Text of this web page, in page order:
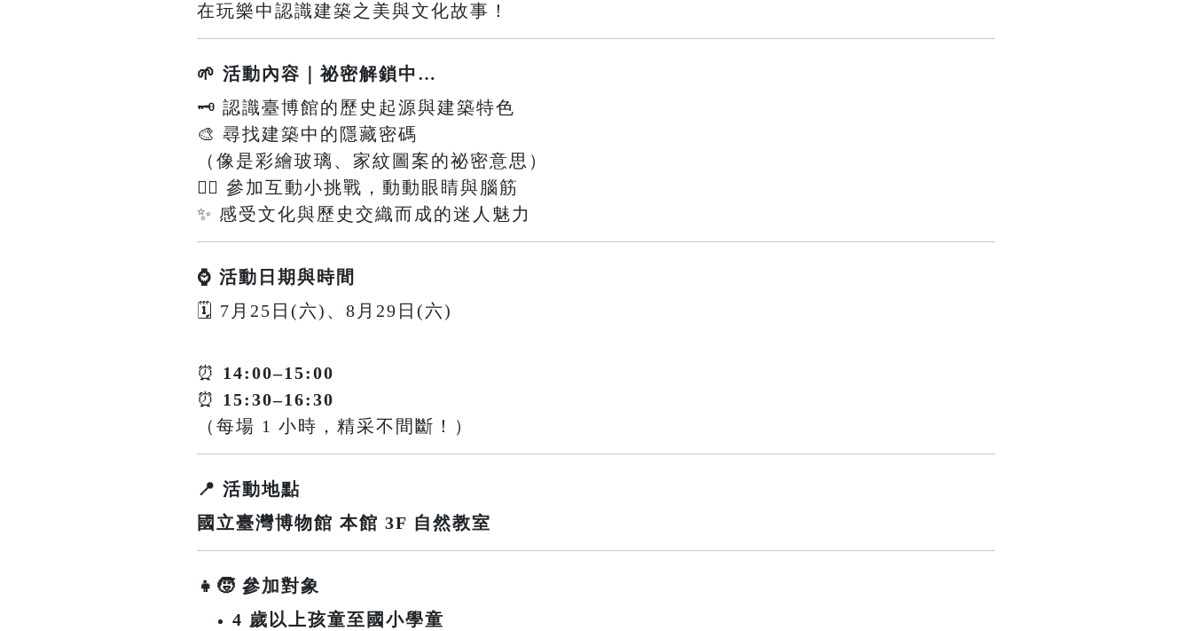
在玩樂中認識建築之美與文化故事！
🌱 活動內容｜祕密解鎖中…
🗝️ 認識臺博館的歷史起源與建築特色
🎨 尋找建築中的隱藏密碼
（像是彩繪玻璃、家紋圖案的祕密意思）
🕵️‍♀️ 參加互動小挑戰，動動眼睛與腦筋
✨ 感受文化與歷史交織而成的迷人魅力
⌚ 活動日期與時間
🗓 7月25日(六)、8月29日(六)
⏰ 14:00–15:00
⏰ 15:30–16:30
（每場 1 小時，精采不間斷！）
📍 活動地點
國立臺灣博物館 本館 3F 自然教室
👧🧒 參加對象
4 歲以上孩童至國小學童